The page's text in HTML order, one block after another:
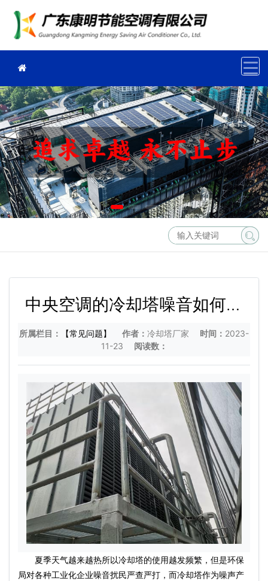
中央空调的冷却塔噪音如何才
能治理,中央空调冷却塔降噪的
方法
所属栏目： 【常见问题】 作者： 冷却塔厂家 时间： 2023-
11-23
阅读数：
夏季天气越来越热所以冷却塔的使用越发频繁，但是环保
局对各种工业化企业噪音扰民严查严打，而冷却塔作为噪声产